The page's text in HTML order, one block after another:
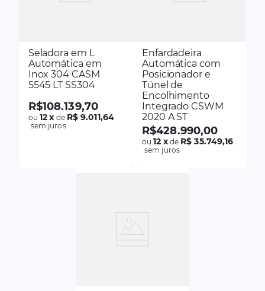
Seladora em L
Automática em
Inox 304 CASM
5545 LT SS304
R$108.139,70
ou12x de R$ 9.011,64
sem juros
Enfardadeira
Automática com
Posicionador e
Túnel de
Encolhimento
Integrado CSWM
2020 A ST
R$428.990,00
ou12 xde R$ 35.749,16
sem juros